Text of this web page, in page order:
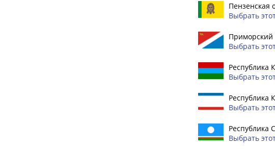
Пензенская
Выбрать
Приморский
Выбрать
Республика
Выбрать
Республика
Выбрать
Республика
Выбрать